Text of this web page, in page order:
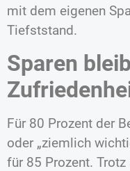
mit dem eigenen
Tiefststand.
Sparen
Für 80 Prozent der
oder „ziemlich
für 85 Prozent.